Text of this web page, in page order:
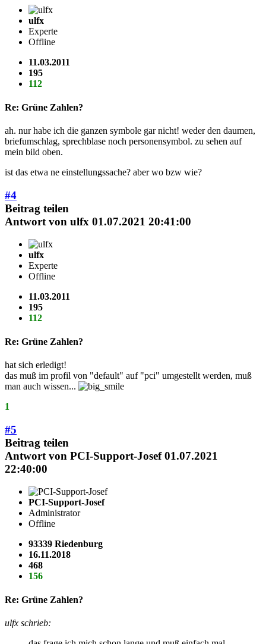
ulfx
Experte
Offline
11.03.2011
195
112
Re: Grüne Zahlen?
ah. nur habe ich die ganzen symbole gar nicht! weder den daumen,
briefumschlag, sprechblase noch personensymbol. zu sehen auf
mein bild oben.
ist das etwa ne einstellungssache? aber wo bzw wie?
#4
Beitrag teilen
Antwort von ulfx 01.07.2021 20:41:00
ulfx
Experte
Offline
11.03.2011
195
112
Re: Grüne Zahlen?
hat sich erledigt!
das muß im profil von "default" auf "pci" umgestellt werden, muß
man auch wissen...
1
#5
Beitrag teilen
Antwort von PCI-Support-Josef 01.07.2021
22:40:00
PCI-Support-Josef
Administrator
Offline
93339 Riedenburg
16.11.2018
468
156
Re: Grüne Zahlen?
ulfx schrieb: